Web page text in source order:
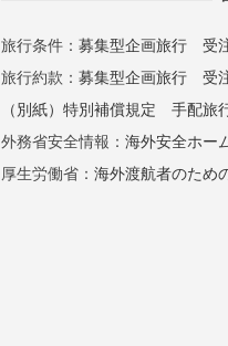
旅行条件： 募集型企画旅行
受
旅行約款： 募集型企画旅行
受
（別紙）特別補償規定
手配旅
外務省安全情報： 海外安全ホー
厚生労働省： 海外渡航者のため